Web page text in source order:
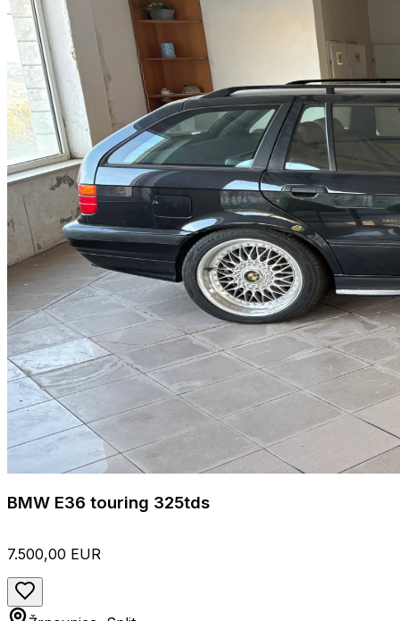
BMW E36 touring 325tds
7.500,00 EUR